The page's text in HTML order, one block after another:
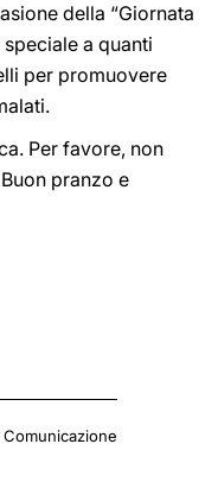
della “Giornata
a quanti
per promuovere
Per favore, non
pranzo e